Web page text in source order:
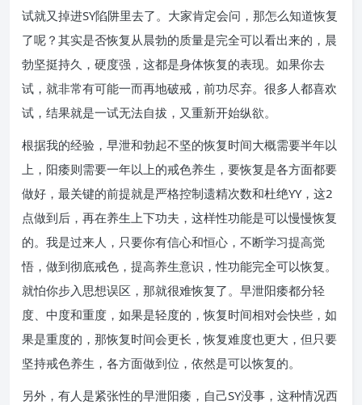
试就又掉进SY陷阱里去了。大家肯定会问，那怎么知道恢复
了呢？其实是否恢复从晨勃的质量是完全可以看出来的，晨
勃坚挺持久，硬度强，这都是身体恢复的表现。如果你去
试，就非常有可能一而再地破戒，前功尽弃。很多人都喜欢
试，结果就是一试无法自拔，又重新开始纵欲。
根据我的经验，早泄和勃起不坚的恢复时间大概需要半年以
上，阳痿则需要一年以上的戒色养生，要恢复是各方面都要
做好，最关键的前提就是严格控制遗精次数和杜绝YY，这2
点做到后，再在养生上下功夫，这样性功能是可以慢慢恢复
的。我是过来人，只要你有信心和恒心，不断学习提高觉
悟，做到彻底戒色，提高养生意识，性功能完全可以恢复。
就怕你步入思想误区，那就很难恢复了。早泄阳痿都分轻
度、中度和重度，如果是轻度的，恢复时间相对会快些，如
果是重度的，那恢复时间会更长，恢复难度也更大，但只要
坚持戒色养生，各方面做到位，依然是可以恢复的。
另外，有人是紧张性的早泄阳痿，自己SY没事，这种情况西